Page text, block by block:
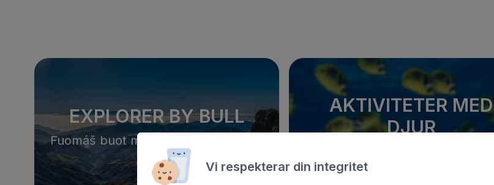
EXPLORER BY BULL
Fuomáš buot maid suolu sáhttá fállat
dutnje
AKTIVITETER MED
DJUR
Vi respekterar din integritet